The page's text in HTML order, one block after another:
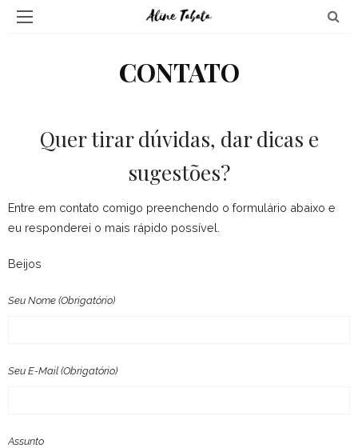
CONTATO
Quer tirar dúvidas, dar dicas e
sugestões?
Entre em contato comigo preenchendo o formulário abaixo e
eu responderei o mais rápido possível.
Beijos
Seu Nome (obrigatório)
Seu E-Mail (obrigatório)
Assunto